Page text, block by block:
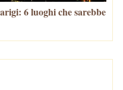
6 luoghi che sarebbe